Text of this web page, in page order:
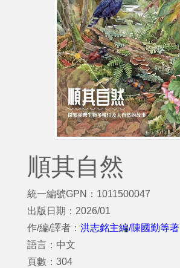
順其自然
統一編號GPN：1011500047
出版日期：2026/01
作/編/譯者： 洪志銘主編/陳國勤等著
語言：中文
頁數：304